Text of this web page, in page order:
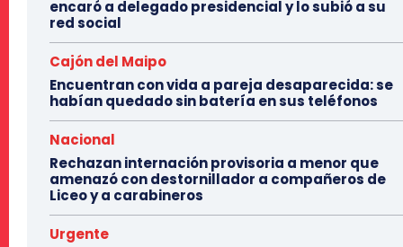
encaró a delegado presidencial y lo subió a su
red social
Cajón del Maipo
Encuentran con vida a pareja desaparecida: se
habían quedado sin batería en sus teléfonos
Nacional
Rechazan internación provisoria a menor que
amenazó con destornillador a compañeros de
Liceo y a carabineros
Urgente